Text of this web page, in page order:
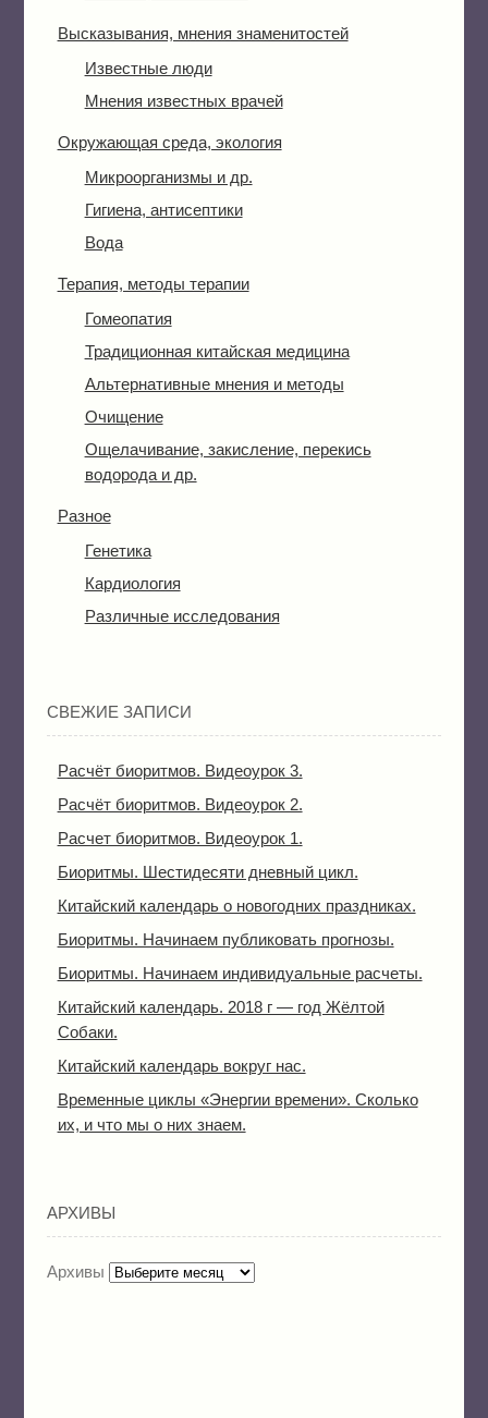
Высказывания, мнения знаменитостей
Известные люди
Мнения известных врачей
Окружающая среда, экология
Микроорганизмы и др.
Гигиена, антисептики
Вода
Терапия, методы терапии
Гомеопатия
Традиционная китайская медицина
Альтернативные мнения и методы
Очищение
Ощелачивание, закисление, перекись
водорода и др.
Разное
Генетика
Кардиология
Различные исследования
СВЕЖИЕ ЗАПИСИ
Расчёт биоритмов. Видеоурок 3.
Расчёт биоритмов. Видеоурок 2.
Расчет биоритмов. Видеоурок 1.
Биоритмы. Шестидесяти дневный цикл.
Китайский календарь о новогодних праздниках.
Биоритмы. Начинаем публиковать прогнозы.
Биоритмы. Начинаем индивидуальные расчеты.
Китайский календарь. 2018 г — год Жёлтой
Собаки.
Китайский календарь вокруг нас.
Временные циклы «Энергии времени». Сколько
их, и что мы о них знаем.
АРХИВЫ
Архивы